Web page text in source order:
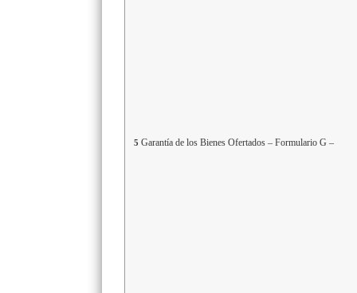
5 Garantía de los Bienes Ofertados – Formulario G –